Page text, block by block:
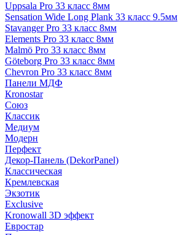
Uppsala Pro 33 класс 8мм
Sensation Wide Long Plank 33 класс 9.5мм
Stavanger Pro 33 класс 8мм
Elements Pro 33 класс 8мм
Malmö Pro 33 класс 8мм
Göteborg Pro 33 класс 8мм
Chevron Pro 33 класс 8мм
Панели МДФ
Кronostar
Союз
Классик
Медиум
Модерн
Перфект
Декор-Панель (DekorPanel)
Классическая
Кремлевская
Экзотик
Exclusive
Kronowall 3D эффект
Евростар